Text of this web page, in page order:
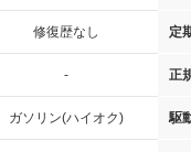
修復歴なし 定
- 正
ガソリン(ハイオク) 駆